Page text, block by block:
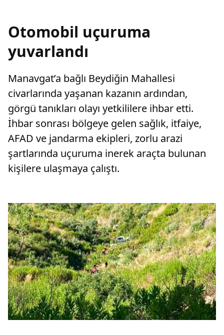
Otomobil uçuruma
yuvarlandı
Manavgat’a bağlı Beydiğin Mahallesi
civarlarında yaşanan kazanın ardından,
görgü tanıkları olayı yetkililere ihbar etti.
İhbar sonrası bölgeye gelen sağlık, itfaiye,
AFAD ve jandarma ekipleri, zorlu arazi
şartlarında uçuruma inerek araçta bulunan
kişilere ulaşmaya çalıştı.